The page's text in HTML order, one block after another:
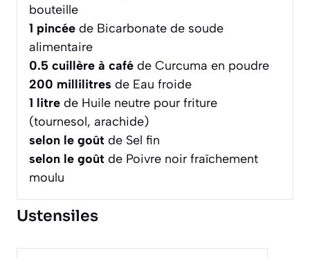
bouteille
1 pincée de Bicarbonate de soude
alimentaire
0.5 cuillère à café de Curcuma en poudre
200 millilitres de Eau froide
1 litre de Huile neutre pour friture
(tournesol, arachide)
selon le goût de Sel fin
selon le goût de Poivre noir fraîchement
moulu
Ustensiles